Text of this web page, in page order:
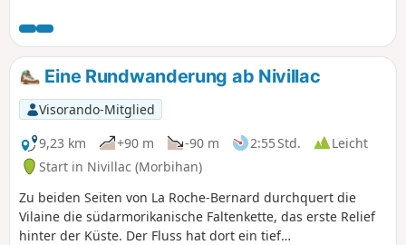
Tälern niedergelassen. Die Überreste
von Windmühlen auf den Anhöhen und
von Wassermühlen entlang der Bäche
markieren diese Route, die sich rund
um das ehemalige Anwesen des
Schlosses Fescal erstreckt. Diese Route
verläuft größtenteils durch bewaldete
Gebiete, unterbrochen von gut
bewaldeten Heckenlandschaften.
Eine Rundwanderung ab Nivillac
Visorando-Mitglied
9,23 km
+90 m -90 m 2:55 Std.
Leicht
Start in Nivillac (Morbihan)
Zu beiden Seiten von La Roche-Bernard durchquert die
Vilaine die südarmorikanische Faltenkette, das erste Relief
hinter der Küste. Der Fluss hat dort ein tief